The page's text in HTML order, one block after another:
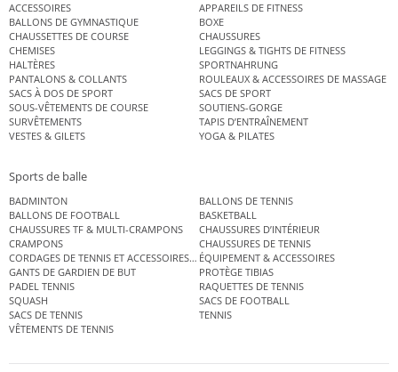
ACCESSOIRES
APPAREILS DE FITNESS
BALLONS DE GYMNASTIQUE
BOXE
CHAUSSETTES DE COURSE
CHAUSSURES
CHEMISES
LEGGINGS & TIGHTS DE FITNESS
HALTÈRES
SPORTNAHRUNG
PANTALONS & COLLANTS
ROULEAUX & ACCESSOIRES DE MASSAGE
SACS À DOS DE SPORT
SACS DE SPORT
SOUS-VÊTEMENTS DE COURSE
SOUTIENS-GORGE
SURVÊTEMENTS
TAPIS D’ENTRAÎNEMENT
VESTES & GILETS
YOGA & PILATES
Sports de balle
BADMINTON
BALLONS DE TENNIS
BALLONS DE FOOTBALL
BASKETBALL
CHAUSSURES TF & MULTI-CRAMPONS
CHAUSSURES D’INTÉRIEUR
CRAMPONS
CHAUSSURES DE TENNIS
CORDAGES DE TENNIS ET ACCESSOIRES DE TENNISÉQUIPEMENT & ACCESSOIRES
GANTS DE GARDIEN DE BUT
PROTÈGE TIBIAS
PADEL TENNIS
RAQUETTES DE TENNIS
SQUASH
SACS DE FOOTBALL
SACS DE TENNIS
TENNIS
VÊTEMENTS DE TENNIS